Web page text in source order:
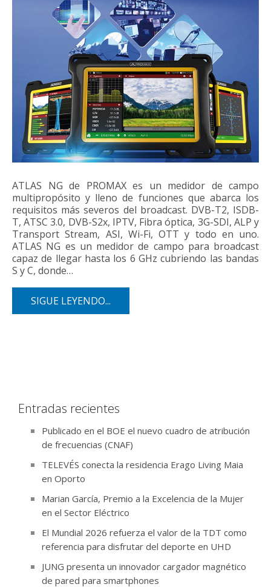
ATLAS NG de PROMAX es un medidor de campo
multipropósito y lleno de funciones que abarca los
requisitos más severos del broadcast. DVB-T2, ISDB-
T, ATSC 3.0, DVB-S2x, IPTV, Fibra óptica, 3G-SDI, ALP y
Transport Stream, ASI, Wi-Fi, OTT y todo en uno.
ATLAS NG es un medidor de campo para broadcast
capaz de llegar hasta los 6 GHz cubriendo las bandas
S y C, donde…
SIGUE LEYENDO...
Entradas recientes
Publicado en el BOE el nuevo cuadro de atribución
de frecuencias (CNAF)
TELEVÉS conecta la residencia Erago Living Maia
en Oporto
Marian García, Premio a la Excelencia de la Mujer
en el Sector Eléctrico
El Mundial 2026 refuerza el valor de la TDT como
referencia para disfrutar del deporte en UHD
JUNG presenta un innovador cargador magnético
de pared para smartphones